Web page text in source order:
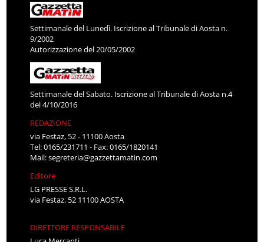
Settimanale del Lunedì. Iscrizione al Tribunale di Aosta n.
9/2002
Autorizzazione del 20/05/2002
Settimanale del Sabato. Iscrizione al Tribunale di Aosta n.4
del 4/10/2016
REDAZIONE
via Festaz, 52 - 11100 Aosta
Tel: 0165/231711 - Fax: 0165/1820141
Mail:segreteria@gazzettamatin.com
Editore
LG PRESSE S.R.L.
via Festaz, 52 11100 AOSTA
DIRETTORE RESPONSABILE